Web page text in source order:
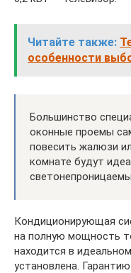
Читайте также:
особенности
Большинство
оконные проемы
повесить жалюзи
комнате будут
Кондиционирующая
на полную мощность
находится в
установлена.